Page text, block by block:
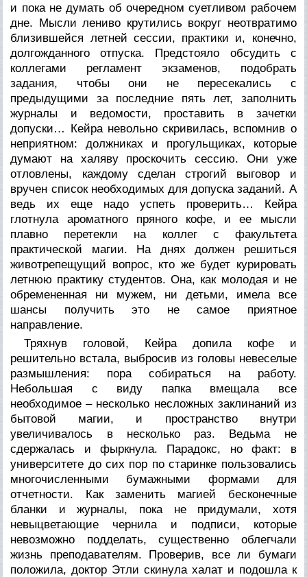
и пока не думать об очередном суетливом рабочем
дне. Мысли лениво крутились вокруг неотвратимо
близившейся летней сессии, практики и, конечно,
долгожданного отпуска. Предстояло обсудить с
коллегами регламент экзаменов, подобрать
задания, чтобы они не пересекались с
предыдущими за последние пять лет, заполнить
журналы и ведомости, проставить в зачетки
допуски… Кейра невольно скривилась, вспомнив о
неприятном: должниках и прогульщиках, которые
думают на халяву проскочить сессию. Они уже
отловлены, каждому сделан строгий выговор и
вручен список необходимых для допуска заданий. А
ведь их еще надо успеть проверить… Кейра
глотнула ароматного пряного кофе, и ее мысли
плавно перетекли на коллег с факультета
практической магии. На днях должен решиться
животрепещущий вопрос, кто же будет курировать
летнюю практику студентов. Она, как молодая и не
обремененная ни мужем, ни детьми, имела все
шансы получить это не самое приятное
направление.
Тряхнув головой, Кейра допила кофе и
решительно встала, выбросив из головы невеселые
размышления: пора собираться на работу.
Небольшая с виду папка вмещала все
необходимое – несколько несложных заклинаний из
бытовой магии, и пространство внутри
увеличивалось в несколько раз. Ведьма не
сдержалась и фыркнула. Парадокс, но факт: в
университете до сих пор по старинке пользовались
многочисленными бумажными формами для
отчетности. Как заменить магией бесконечные
бланки и журналы, пока не придумали, хотя
невыцветающие чернила и подписи, которые
невозможно подделать, существенно облегчали
жизнь преподавателям. Проверив, все ли бумаги
положила, доктор Этли скинула халат и подошла к